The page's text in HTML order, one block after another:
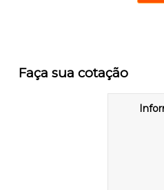
Faça sua cotação